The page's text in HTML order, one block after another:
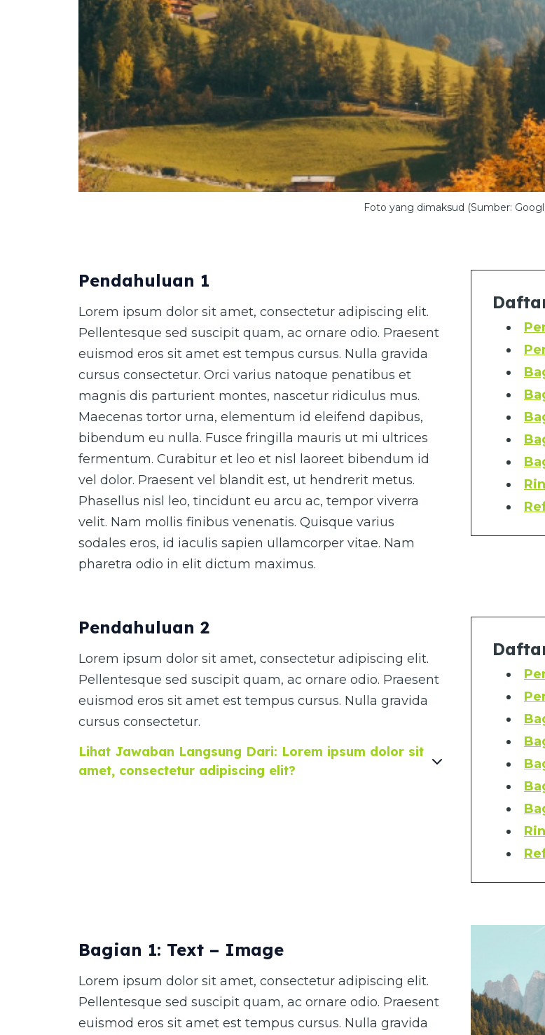
Foto yang dimaksud (Sumber:
Pendahuluan 1
Lorem ipsum dolor sit amet, consectetur adipiscing elit.
Pellentesque sed suscipit quam, ac ornare odio. Praesent
euismod eros sit amet est tempus cursus. Nulla gravida
cursus consectetur. Orci varius natoque penatibus et
magnis dis parturient montes, nascetur ridiculus mus.
Maecenas tortor urna, elementum id eleifend dapibus,
bibendum eu nulla. Fusce fringilla mauris ut mi ultrices
fermentum. Curabitur et leo et nisl laoreet bibendum id
vel dolor. Praesent vel blandit est, ut hendrerit metus.
Phasellus nisl leo, tincidunt eu arcu ac, tempor viverra
velit. Nam mollis finibus venenatis. Quisque varius
sodales eros, id iaculis sapien ullamcorper vitae. Nam
pharetra odio in elit dictum maximus.
Pendahuluan 2
Lorem ipsum dolor sit amet, consectetur adipiscing elit.
Pellentesque sed suscipit quam, ac ornare odio. Praesent
euismod eros sit amet est tempus cursus. Nulla gravida
cursus consectetur.
Lihat Jawaban Langsung Dari: Lorem ipsum dolor sit
amet, consectetur adipiscing elit?
Bagian 1: Text – Image
Lorem ipsum dolor sit amet, consectetur adipiscing elit.
Pellentesque sed suscipit quam, ac ornare odio. Praesent
euismod eros sit amet est tempus cursus. Nulla gravida